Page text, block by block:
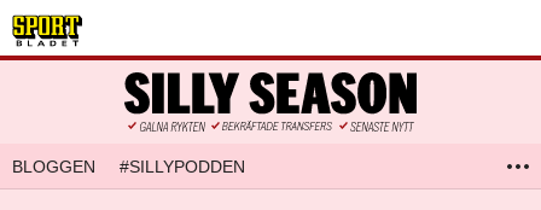
BLOGGEN #SILLYPODDEN